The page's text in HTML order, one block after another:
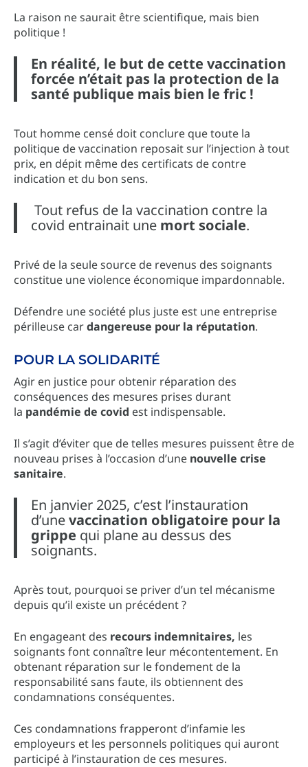
La raison ne saurait être scientifique, mais bien
politique !
En réalité, le but de cette vaccination
forcée n’était pas la protection de la
santé publique mais bien le fric !
​Tout homme censé doit conclure que toute la
politique de vaccination reposait sur l’injection à tout
prix, en dépit même des certificats de contre
indication et du bon sens.
Tout refus de la vaccination contre la
covid entrainait une mort sociale.
Privé de la seule source de revenus des soignants
constitue une violence économique impardonnable.
Défendre une société plus juste est une entreprise
périlleuse cardangereuse pour la réputation.
POUR LA SOLIDARITÉ
Agir en justice pour obtenir réparation des
conséquences des mesures prises durant
la pandémie de covid est indispensable.
Il s’agit d’éviter que de telles mesures puissent être de
nouveau prises à l’occasion d’une nouvelle crise
sanitaire.
En janvier 2025, c’est l’instauration
d’unevaccination obligatoire pour la
grippe qui plane au dessus des
soignants.
Après tout, pourquoi se priver d’un tel mécanisme
depuis qu’il existe un précédent ?
En engageant des recours indemnitaires, les
soignants font connaître leur mécontentement. En
obtenant réparation sur le fondement de la
responsabilité sans faute, ils obtiennent des
condamnations conséquentes.
Ces condamnations frapperont d’infamie les
employeurs et les personnels politiques qui auront
participé à l’instauration de ces mesures.